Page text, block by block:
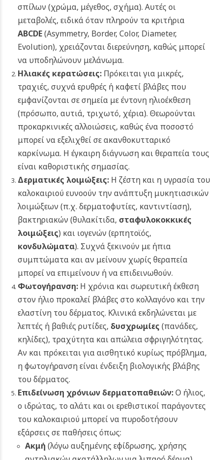
σπίλων (χρώμα, μέγεθος, σχήμα). Αυτές οι
μεταβολές, ειδικά όταν πληρούν τα κριτήρια
ABCDE(Asymmetry, Border, Color, Diameter,
Evolution), χρειάζονται διερεύνηση, καθώς μπορεί
να υποδηλώνουν μελάνωμα.
Ηλιακές κερατώσεις:Πρόκειται για μικρές,
τραχιές, συχνά ερυθρές ή καφετί βλάβες που
εμφανίζονται σε σημεία με έντονη ηλιοέκθεση
(πρόσωπο, αυτιά, τριχωτό, χέρια). Θεωρούνται
προκαρκινικές αλλοιώσεις, καθώς ένα ποσοστό
μπορεί να εξελιχθεί σε ακανθοκυτταρικό
καρκίνωμα. Η έγκαιρη διάγνωση και θεραπεία τους
είναι καθοριστικής σημασίας.
Δερματικές λοιμώξεις:Η ζέστη και η υγρασία του
καλοκαιριού ευνοούν την ανάπτυξη μυκητιασικών
λοιμώξεων (π.χ. δερματοφυτίες, καντιντίαση),
βακτηριακών (θυλακίτιδα, σταφυλοκοκκικές
λοιμώξεις) και ιογενών (ερπητοϊός,
κονδυλώματα). Συχνά ξεκινούν με ήπια
συμπτώματα και αν μείνουν χωρίς θεραπεία
μπορεί να επιμείνουν ή να επιδεινωθούν.
Φωτογήρανση:Η χρόνια και σωρευτική έκθεση
στον ήλιο προκαλεί βλάβες στο κολλαγόνο και την
ελαστίνη του δέρματος. Κλινικά εκδηλώνεται με
λεπτές ή βαθιές ρυτίδες, δυσχρωμίες (πανάδες,
κηλίδες), τραχύτητα και απώλεια σφριγηλότητας.
Αν και πρόκειται για αισθητικό κυρίως πρόβλημα,
η φωτογήρανση είναι ένδειξη βιολογικής βλάβης
του δέρματος.
Επιδείνωση χρόνιων δερματοπαθειών:Ο ήλιος,
ο ιδρώτας, το αλάτι και οι ερεθιστικοί παράγοντες
του καλοκαιριού μπορεί να πυροδοτήσουν
εξάρσεις σε παθήσεις όπως:
Ακμή (λόγω αυξημένης εφίδρωσης, χρήσης